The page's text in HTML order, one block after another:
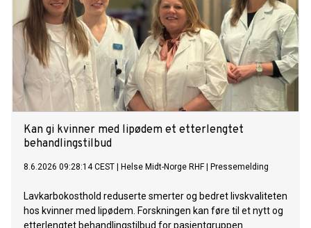
Kan gi kvinner med lipødem et etterlengtet
behandlingstilbud
8.6.2026 09:28:14 CEST Helse Midt-Norge RHF| Pressemelding
Lavkarbokosthold reduserte smerter og bedret livskvaliteten
hos kvinner med lipødem. Forskningen kan føre til et nytt og
etterlengtet behandlingstilbud for pasientgruppen.